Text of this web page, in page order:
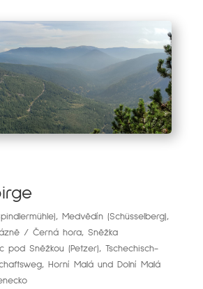
Medvědín (Schüsselberg),
/ Černá hora, Sněžka
pod Sněžkou (Petzer), Tschechisch-
Horní Malá und Dolní Malá